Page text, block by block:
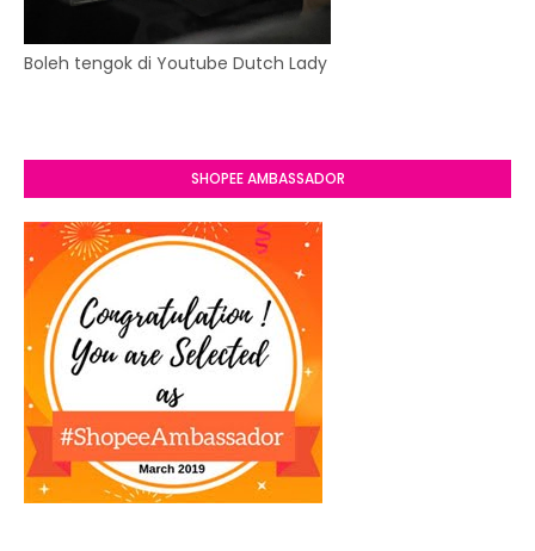
Boleh tengok di Youtube Dutch Lady
SHOPEE AMBASSADOR